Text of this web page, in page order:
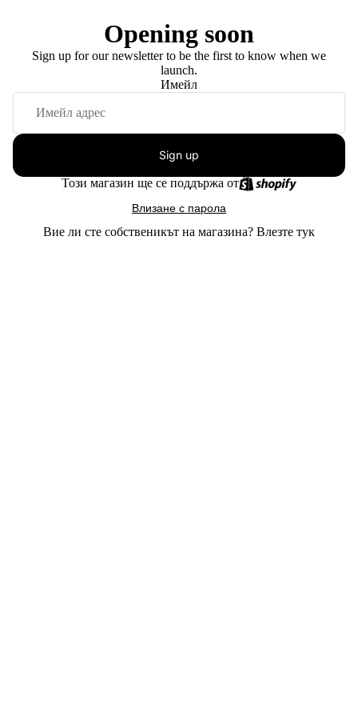
Opening soon
Sign up for our newsletter to be the first to know when we
launch.
Имейл
Sign up
Този магазин ще се поддържа от
Влизане с парола
Вие ли сте собственикът на магазина? Влезте тук